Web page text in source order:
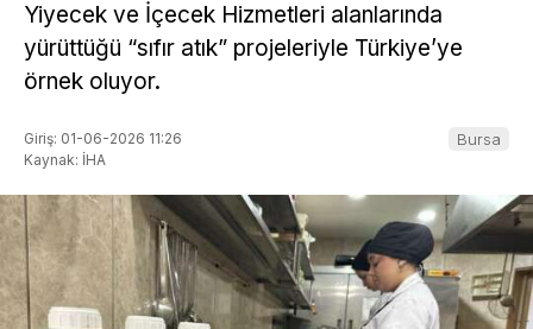
Yiyecek ve İçecek Hizmetleri alanlarında
yürüttüğü “sıfır atık” projeleriyle Türkiye’ye
örnek oluyor.
Giriş: 01-06-2026 11:26
Kaynak: İHA
Bursa